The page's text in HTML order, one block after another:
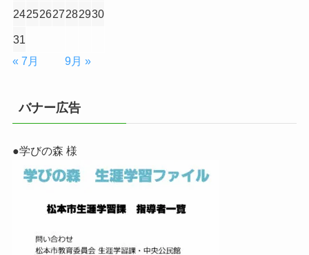
24252627282930
31
« 7月
9月 »
バナー広告
●学びの森 様